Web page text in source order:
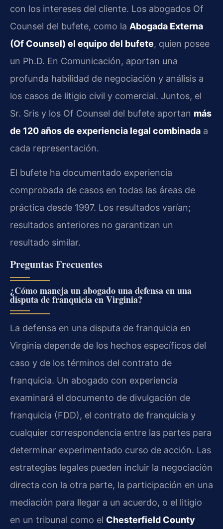
con los intereses del cliente. Los abogados Of
Counsel del bufete, como la Abogada Externa
(Of Counsel) el equipo del bufete, quien posee
un Ph.D. En Comunicación, aportan una
profunda habilidad de negociación y análisis a
los casos de litigio civil y comercial. Juntos, el
Sr. Sris y los Of Counsel del bufete aportan más
de 120 años de experiencia legal combinada a
cada representación.
El bufete ha documentado experiencia
comprobada de casos en todas las áreas de
práctica desde 1997. Los resultados varían;
resultados anteriores no garantizan un
resultado similar.
Preguntas Frecuentes
¿Cómo maneja un abogado una defensa en una
disputa de franquicia en Virginia?
La defensa en una disputa de franquicia en
Virginia depende de los hechos específicos del
caso y de los términos del contrato de
franquicia. Un abogado con experiencia
examinará el documento de divulgación de
franquicia (FDD), el contrato de franquicia y
cualquier correspondencia entre las partes para
determinar experimentado curso de acción. Las
estrategias legales pueden incluir la negociación
directa con la otra parte, la participación en una
mediación para llegar a un acuerdo, o el litigio
en un tribunal como el Chesterfield County